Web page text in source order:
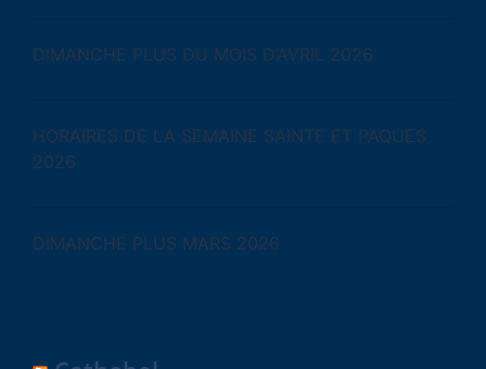
DIMANCHE PLUS DU MOIS D’AVRIL 2026
HORAIRES DE LA SEMAINE SAINTE ET PAQUES
2026
DIMANCHE PLUS MARS 2026